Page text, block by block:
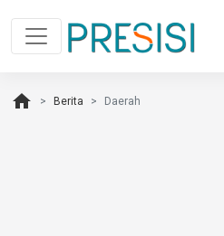
home Berita Daerah